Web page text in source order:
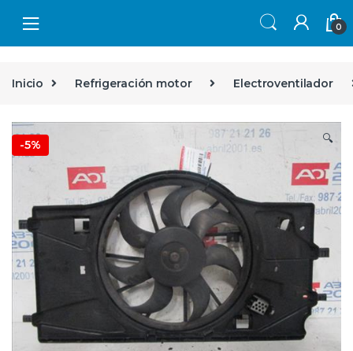
0
Inicio Refrigeración motor Electroventilador
-5% 🔍